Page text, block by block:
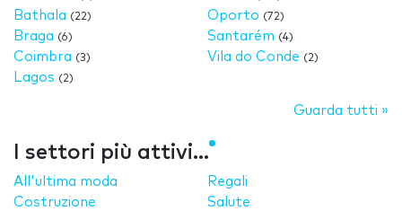
Bathala (22)
Braga (6)
Coimbra (3)
Lagos (2)
Oporto (72)
Santarém (4)
Vila do Conde (2)
Guarda tutti »
I settori più attivi...
All'ultima moda
Costruzione
Regali
Salute